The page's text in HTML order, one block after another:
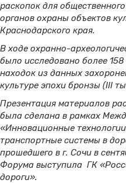
раскопок для
органов охраны объектов
Краснодарского края.
В ходе охранно-
было исследовано более
находок из данных
культуре эпохи бронзы (III
Презентация материалов
была сделана в рамках
«Инновационные
транспортные системы в
прошедшего в г. Сочи в
Форума выступила ГК
дороги».